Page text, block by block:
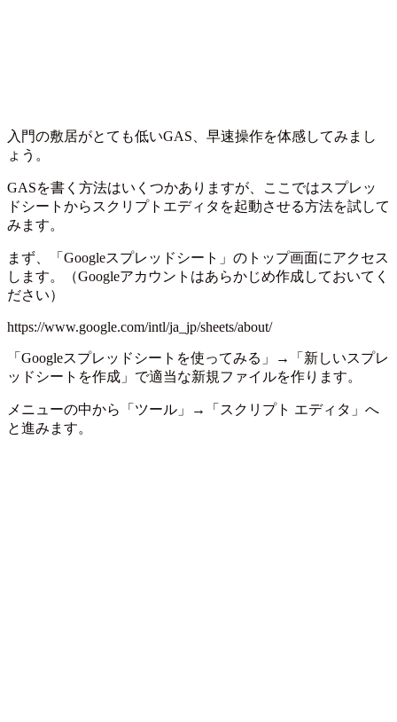
入門の敷居がとても低いGAS、早速操作を体感してみまし
ょう。
GASを書く方法はいくつかありますが、ここではスプレッ
ドシートからスクリプトエディタを起動させる方法を試して
みます。
まず、「Googleスプレッドシート」のトップ画面にアクセス
します。（Googleアカウントはあらかじめ作成しておいてく
ださい）
https://www.google.com/intl/ja_jp/sheets/about/
「Googleスプレッドシートを使ってみる」→「新しいスプレ
ッドシートを作成」で適当な新規ファイルを作ります。
メニューの中から「ツール」→「スクリプト エディタ」へ
と進みます。